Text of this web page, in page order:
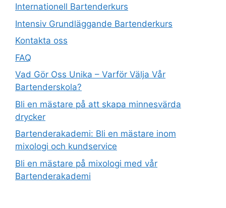
Internationell Bartenderkurs​
Intensiv Grundläggande Bartenderkurs
Kontakta oss
FAQ
Vad Gör Oss Unika – Varför Välja Vår
Bartenderskola?
Bli en mästare på att skapa minnesvärda
drycker
Bartenderakademi: Bli en mästare inom
mixologi och kundservice
Bli en mästare på mixologi med vår
Bartenderakademi